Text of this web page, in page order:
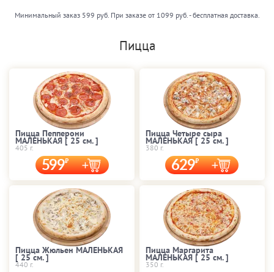
Минимальный заказ 599 руб. При заказе от 1099 руб. - бесплатная доставка.
Пицца
Пицца Пепперони
МАЛЕНЬКАЯ [ 25 cм. ]
405 г.
599
Пицца Четыре сыра
МАЛЕНЬКАЯ [ 25 cм. ]
380 г.
629
Пицца Жюльен МАЛЕНЬКАЯ
[ 25 cм. ]
440 г.
Пицца Маргарита
МАЛЕНЬКАЯ [ 25 cм. ]
350 г.